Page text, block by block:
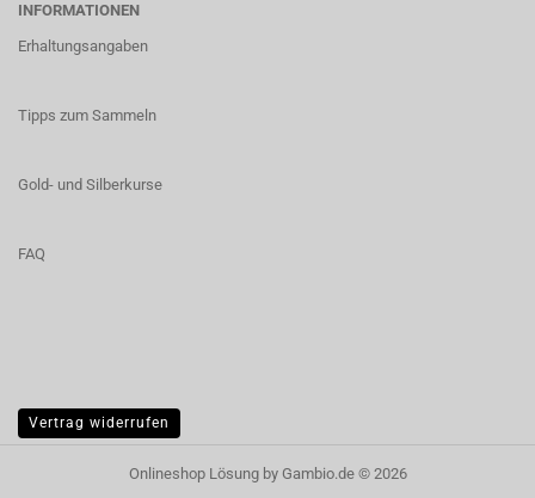
INFORMATIONEN
Erhaltungsangaben
Tipps zum Sammeln
Gold- und Silberkurse
FAQ
Vertrag widerrufen
Onlineshop Lösungby Gambio.de © 2026